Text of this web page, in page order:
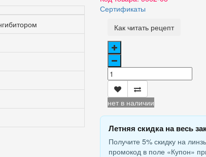
Сертификаты
Как читать рецепт
нет в наличии
Летняя скидка на весь
Получите 5% скидку на
промокод в поле «Купон»